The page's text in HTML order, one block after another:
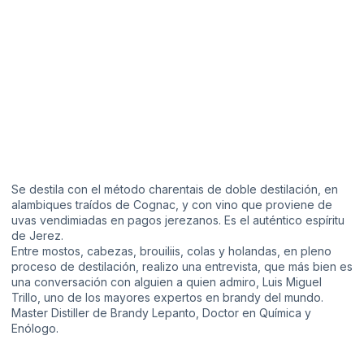
Se destila con el método charentais de doble destilación, en
alambiques traídos de Cognac, y con vino que proviene de
uvas vendimiadas en pagos jerezanos. Es el auténtico espíritu
de Jerez.
Entre mostos, cabezas, brouiliis, colas y holandas, en pleno
proceso de destilación, realizo una entrevista, que más bien es
una conversación con alguien a quien admiro, Luis Miguel
Trillo, uno de los mayores expertos en brandy del mundo.
Master Distiller de Brandy Lepanto, Doctor en Química y
Enólogo.